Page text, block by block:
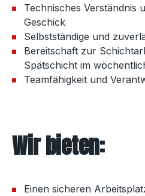
Technisches Verständnis
Geschick
Selbstständige und
Bereitschaft zur
Spätschicht im
Teamfähigkeit und
Wir bieten:
Einen sicheren